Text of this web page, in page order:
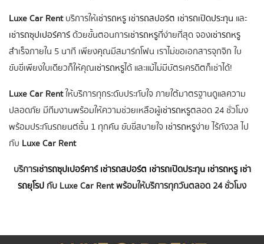
Luxe Car Rentบริการให้เช่ารถหรู เช่ารถสปอร์ต เช่ารถเปิดประทุน และ
เช่ารถซุปเปอร์คาร์ด้วยขั้นตอนการเช่ารถหรูที่ง่ายที่สุด จองเช่ารถหรู
สำเร็จภายใน 5 นาที เพียงคุณมีสมาร์ทโฟน เราไม่ขอเอกสารจุกจิก ใบ
ขับขี่เพียงใบเดียวก็ให้คุณเช่ารถหรูได้ และแม้ไม่มีบัตรเครดิตก็เช่าได้!
Luxe Car Rentให้บริการทุกระดับประทับใจ ภายใต้มาตรฐานดูแลความ
ปลอดภัย มีทีมงานพร้อมให้ความช่วยเหลือผู้เช่ารถหรูตลอด 24 ชั่วโมง
พร้อมประกันรถยนต์ชั้น 1 ทุกคัน ขับขี่สบายใจ เช่ารถหรูง่าย ไร้กังวล ไป
กับ Luxe Car Rent
บริการเช่ารถซุปเปอร์คาร์ เช่ารถสปอร์ต เช่ารถเปิดประทุน เช่ารถหรู เช่า
รถยุโรปกับ Luxe Car Rentพร้อมให้บริการทุกวันตลอด 24 ชั่วโมง